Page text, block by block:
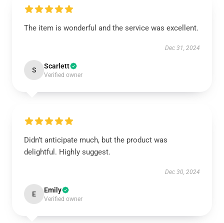
The item is wonderful and the service was excellent.
Dec 31, 2024
S Scarlett
Verified owner
Didn’t anticipate much, but the product was
delightful. Highly suggest.
Dec 30, 2024
E Emily
Verified owner